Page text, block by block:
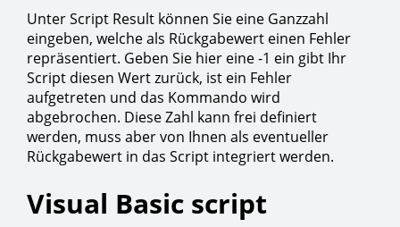
Unter Script Result können Sie eine Ganzzahl
eingeben, welche als Rückgabewert einen Fehler
repräsentiert. Geben Sie hier eine -1 ein gibt Ihr
Script diesen Wert zurück, ist ein Fehler
aufgetreten und das Kommando wird
abgebrochen. Diese Zahl kann frei definiert
werden, muss aber von Ihnen als eventueller
Rückgabewert in das Script integriert werden.
Visual Basic script